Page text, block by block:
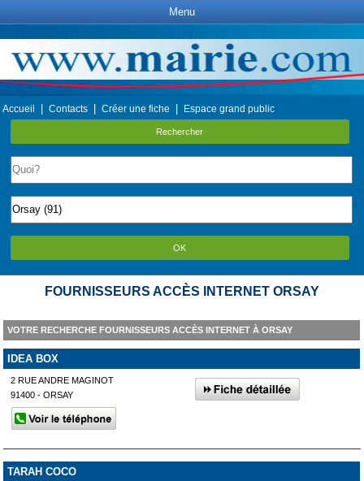
Menu
Accueil Contacts Créer une fiche Espace grand public
Rechercher
OK
FOURNISSEURS ACCÈS INTERNET ORSAY
VOTRE RECHERCHE FOURNISSEURS ACCÈS INTERNET À ORSAY
IDEA BOX
2 RUE ANDRE MAGINOT
91400 - ORSAY
TARAH COCO